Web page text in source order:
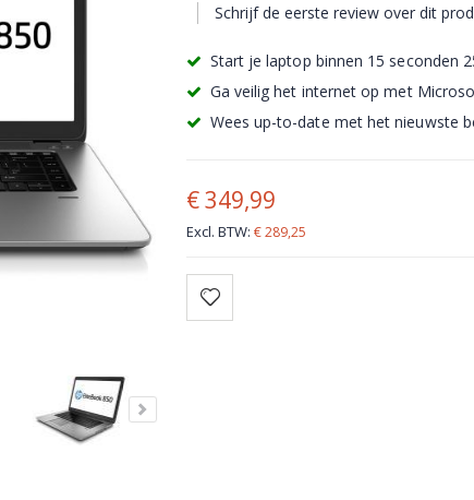
Schrijf de eerste review over dit
Start je laptop binnen 15 seconden
Ga veilig het internet op met
Wees up-to-date met het nieuwste
€ 349,99
€ 289,25